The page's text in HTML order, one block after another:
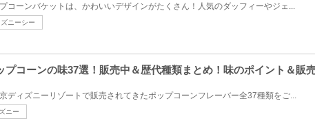
コーンバケットは、かわいいデザインがたくさん！人気のダッフィーやジェ...
ニーシー
プコーンの味37選！販売中＆歴代種類まとめ！味のポイント＆販
ディズニーリゾートで販売されてきたポップコーンフレーバー全37種類をご...
ニー